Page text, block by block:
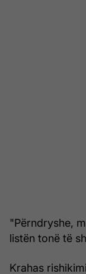
"Përndryshe,
listën tonë të
Krahas